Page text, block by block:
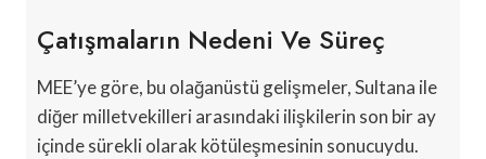
Çatışmaların Nedeni Ve Süreç
MEE’ye göre, bu olağanüstü gelişmeler, Sultana ile
diğer milletvekilleri arasındaki ilişkilerin son bir ay
içinde sürekli olarak kötüleşmesinin sonucuydu.